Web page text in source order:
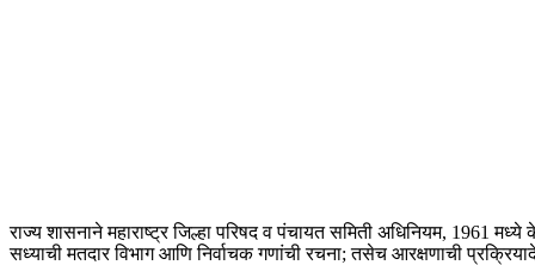
राज्य शासनाने महाराष्ट्र जिल्हा परिषद व पंचायत समिती अधिनियम, 1961
सध्याची मतदार विभाग आणि निर्वाचक गणांची रचना; तसेच आरक्षणाची